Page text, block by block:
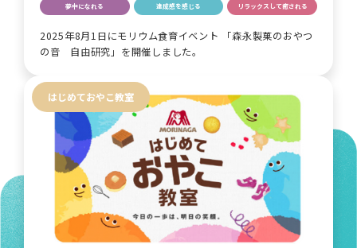
夢中になれる 達成感を感じる リラックスして癒される
2025年8月1日にモリウム食育イベント 「森永製菓のおやつ
の音 自由研究」を開催しました。
はじめておやこ教室